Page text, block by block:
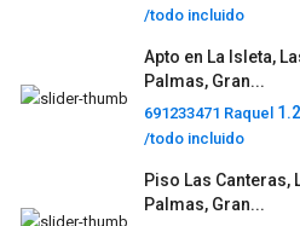
/todo incluido
Apto en La Isleta,
Palmas, Gran...
691233471 Raquel
/todo incluido
Piso Las Canteras,
Palmas, Gran...